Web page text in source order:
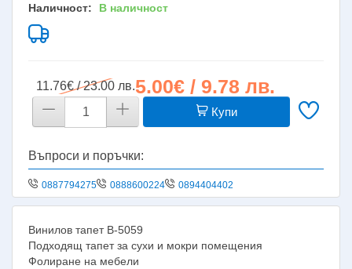
Наличност:
В наличност
11.76€ / 23.00 лв.5.00€ / 9.78 лв.
Купи
Въпроси и поръчки:
0887794275 0888600224 0894404402
Винилов тапет B-5059
Подходящ тапет за сухи и мокри помещения
Фолиране на мебели